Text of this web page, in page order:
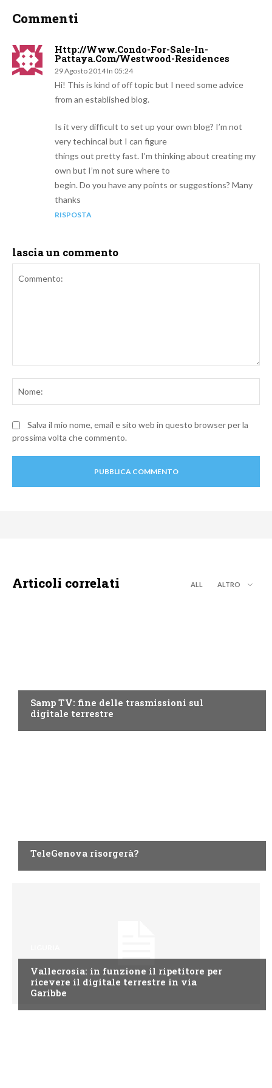
Commenti
Http://www.condo-For-Sale-In-
Pattaya.com/westwood-Residences
29 Agosto 2014 In 05:24
Hi! This is kind of off topic but I need some advice
from an established blog.
Is it very difficult to set up your own blog? I’m not
very techincal but I can figure
things out pretty fast. I’m thinking about creating my
own but I’m not sure where to
begin. Do you have any points or suggestions? Many
thanks
RISPOSTA
lascia un commento
Salva il mio nome, email e sito web in questo browser per la
prossima volta che commento.
Articoli correlati ALL ALTRO
Samp TV: fine delle trasmissioni sul
digitale terrestre
TeleGenova risorgerà?
Vallecrosia: in funzione il ripetitore per
ricevere il digitale terrestre in via
Garibbe